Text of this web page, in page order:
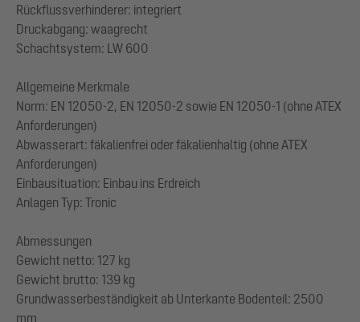
Rückflussverhinderer: integriert
Druckabgang: waagrecht
Schachtsystem: LW 600
Allgemeine Merkmale
Norm: EN 12050-2, EN 12050-2 sowie EN 12050-1 (ohne ATEX
Anforderungen)
Abwasserart: fäkalienfrei oder fäkalienhaltig (ohne ATEX
Anforderungen)
Einbausituation: Einbau ins Erdreich
Anlagen Typ: Tronic
Abmessungen
Gewicht netto: 127 kg
Gewicht brutto: 139 kg
Grundwasserbeständigkeit ab Unterkante Bodenteil: 2500
mm